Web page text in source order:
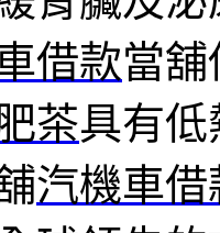
借款當
茶具有
汽機車借